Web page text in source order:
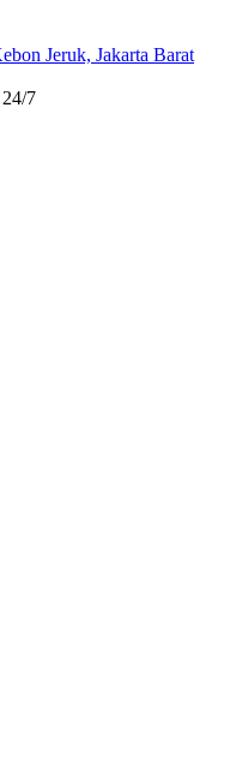
Jeruk, Jakarta Barat
7